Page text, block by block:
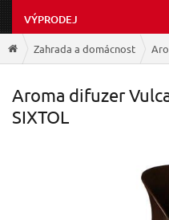
VÝPRODEJ
Zahrada a domácnost
Aroma difuzer
SIXTOL